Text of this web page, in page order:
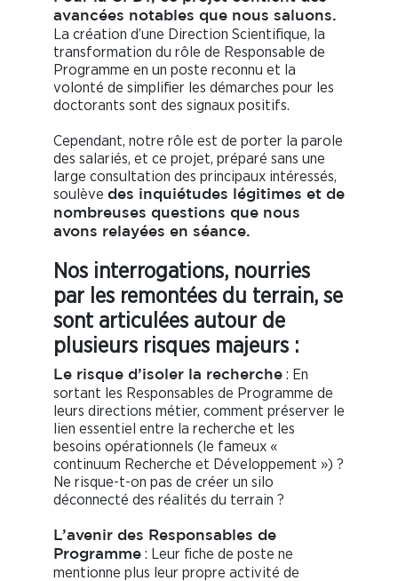
avancées notables que nous saluons.
La création d’une Direction Scientifique, la
transformation du rôle de Responsable de
Programme en un poste reconnu et la
volonté de simplifier les démarches pour les
doctorants sont des signaux positifs.
Cependant, notre rôle est de porter la parole
des salariés, et ce projet, préparé sans une
large consultation des principaux intéressés,
soulève des inquiétudes légitimes et de
nombreuses questions que nous
avons relayées en séance.
Nos interrogations, nourries
par les remontées du terrain, se
sont articulées autour de
plusieurs risques majeurs :
Le risque d’isoler la recherche : En
sortant les Responsables de Programme de
leurs directions métier, comment préserver le
lien essentiel entre la recherche et les
besoins opérationnels (le fameux «
continuum Recherche et Développement ») ?
Ne risque-t-on pas de créer un silo
déconnecté des réalités du terrain ?
L’avenir des Responsables de
Programme : Leur fiche de poste ne
mentionne plus leur propre activité de